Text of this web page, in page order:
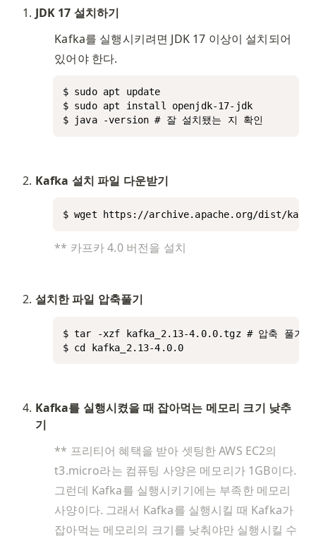
JDK 17 설치하기
Kafka를 실행시키려면 JDK 17 이상이 설치되어
있어야 한다.
$ sudo apt update
$ sudo apt install openjdk-17-jdk
$ java -version # 잘 설치됐는 지 확인
Kafka 설치 파일 다운받기
$ wget https://archive.apache.org/dist/
** 카프카 4.0 버전을 설치
설치한 파일 압축풀기
$ tar -xzf kafka_2.13-4.0.0.tgz # 압축 풀기
$ cd kafka_2.13-4.0.0
Kafka를 실행시켰을 때 잡아먹는 메모리 크기 낮추
기
** 프리티어 혜택을 받아 셋팅한 AWS EC2의
t3.micro라는 컴퓨팅 사양은 메모리가 1GB이다.
그런데 Kafka를 실행시키기에는 부족한 메모리
사양이다. 그래서 Kafka를 실행시킬 때 Kafka가
잡아먹는 메모리의 크기를 낮춰야만 실행시킬 수